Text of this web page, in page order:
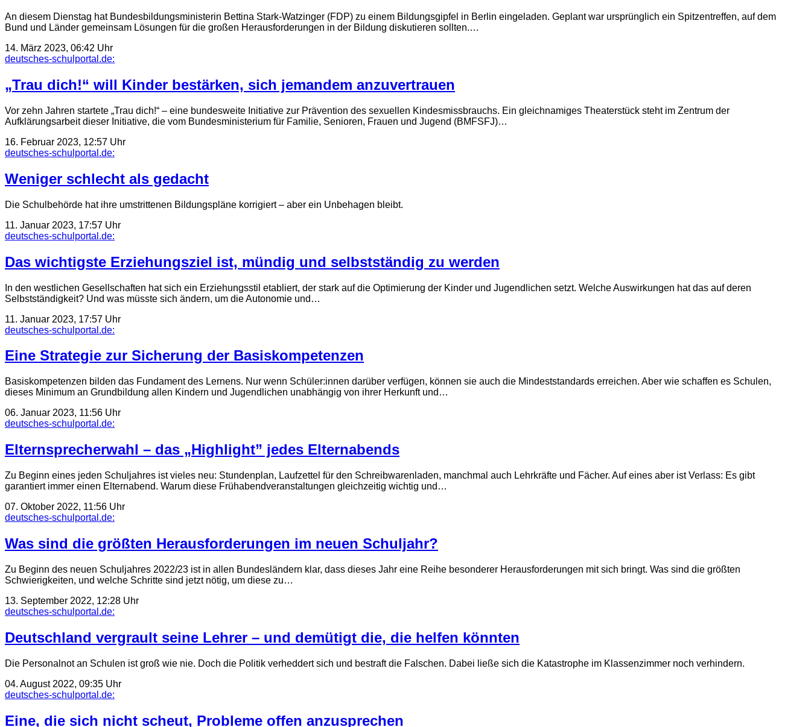
An diesem Dienstag hat Bundesbildungsministerin Bettina Stark-Watzinger (FDP) zu einem Bildungsgipfel in Berlin eingeladen. Geplant war ursprünglich ein Spitzentreffen, auf dem
Bund und Länder gemeinsam Lösungen für die großen Herausforderungen in der Bildung diskutieren sollten.…
14. März 2023, 06:42 Uhr
deutsches-schulportal.de:
„Trau dich!“ will Kinder bestärken, sich jemandem anzuvertrauen
Vor zehn Jahren startete „Trau dich!“ – eine bundesweite Initiative zur Prävention des sexuellen Kindesmissbrauchs. Ein gleichnamiges Theaterstück steht im Zentrum der
Aufklärungsarbeit dieser Initiative, die vom Bundesministerium für Familie, Senioren, Frauen und Jugend (BMFSFJ)…
16. Februar 2023, 12:57 Uhr
deutsches-schulportal.de:
Weniger schlecht als gedacht
Die Schulbehörde hat ihre umstrittenen Bildungspläne korrigiert – aber ein Unbehagen bleibt.
11. Januar 2023, 17:57 Uhr
deutsches-schulportal.de:
Das wichtigste Erziehungsziel ist, mündig und selbstständig zu werden
In den westlichen Gesellschaften hat sich ein Erziehungs­stil etabliert, der stark auf die Optimierung der Kinder und Jugendlichen setzt. Welche Auswirkungen hat das auf deren
Selbst­ständigkeit? Und was müsste sich ändern, um die Autonomie und…
11. Januar 2023, 17:57 Uhr
deutsches-schulportal.de:
Eine Strategie zur Sicherung der Basiskompetenzen
Basiskompetenzen bilden das Fundament des Lernens. Nur wenn Schüler:innen darüber verfügen, können sie auch die Mindeststandards erreichen. Aber wie schaffen es Schulen,
dieses Minimum an Grundbildung allen Kindern und Jugendlichen unabhängig von ihrer Herkunft und…
06. Januar 2023, 11:56 Uhr
deutsches-schulportal.de:
Elternsprecherwahl – das „Highlight” jedes Elternabends
Zu Beginn eines jeden Schuljahres ist vieles neu: Stundenplan, Laufzettel für den Schreibwarenladen, manchmal auch Lehrkräfte und Fächer. Auf eines aber ist Verlass: Es gibt
garantiert immer einen Elternabend. Warum diese Frühabendveranstaltungen gleichzeitig wichtig und…
07. Oktober 2022, 11:56 Uhr
deutsches-schulportal.de:
Was sind die größten Herausforderungen im neuen Schuljahr?
Zu Beginn des neuen Schuljahres 2022/23 ist in allen Bundesländern klar, dass dieses Jahr eine Reihe besonderer Herausforderungen mit sich bringt. Was sind die größten
Schwierigkeiten, und welche Schritte sind jetzt nötig, um diese zu…
13. September 2022, 12:28 Uhr
deutsches-schulportal.de:
Deutschland vergrault seine Lehrer – und demütigt die, die helfen könnten
Die Personalnot an Schulen ist groß wie nie. Doch die Politik verheddert sich und bestraft die Falschen. Dabei ließe sich die Katastrophe im Klassenzimmer noch verhindern.
04. August 2022, 09:35 Uhr
deutsches-schulportal.de:
Eine, die sich nicht scheut, Probleme offen anzusprechen